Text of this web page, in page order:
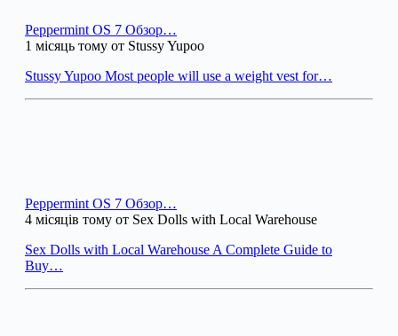
Peppermint OS 7 Обзор…
1 місяць тому от Stussy Yupoo
Stussy Yupoo Most people will use a weight vest for…
Peppermint OS 7 Обзор…
4 місяців тому от Sex Dolls with Local Warehouse
Sex Dolls with Local Warehouse A Complete Guide to
Buy…